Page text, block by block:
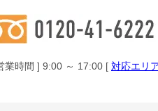
業時間 ] 9:00 ～ 17:00 [ 対応エリ